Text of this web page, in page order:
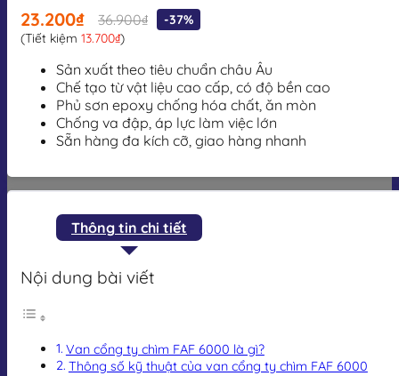
23.200₫ 36.900₫
-37%
(Tiết kiệm 13.700₫)
Sản xuất theo tiêu chuẩn châu Âu
Chế tạo từ vật liệu cao cấp, có độ bền cao
Phủ sơn epoxy chống hóa chất, ăn mòn
Chống va đập, áp lực làm việc lớn
Sẵn hàng đa kích cỡ, giao hàng nhanh
Thông tin chi tiết
Nội dung bài viết
Van cổng ty chìm FAF 6000 là gì?
Thông số kỹ thuật của van cổng ty chìm FAF 6000